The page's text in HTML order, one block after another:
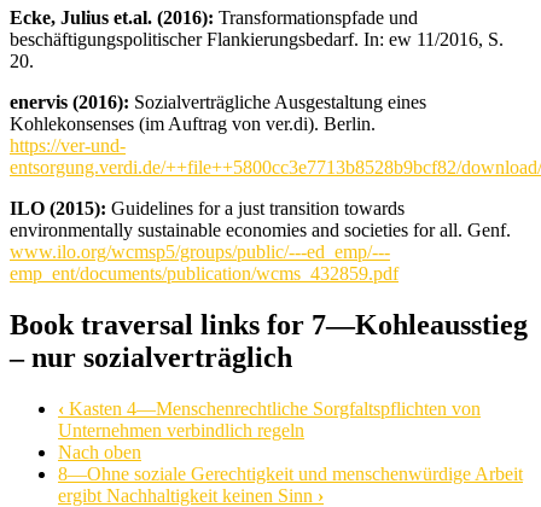
Ecke, Julius et.al. (2016): Transformationspfade und
beschäftigungspolitischer Flankierungsbedarf. In: ew 11/2016, S.
20.
enervis (2016): Sozialverträgliche Ausgestaltung eines
Kohlekonsenses (im Auftrag von ver.di). Berlin.
https://ver-und-
entsorgung.verdi.de/++file++5800cc3e7713b8528b9bcf82/
ILO (2015): Guidelines for a just transition towards
environmentally sustainable economies and societies for all. Genf.
www.ilo.org/wcmsp5/groups/public/---ed_emp/---
emp_ent/documents/publication/wcms_432859.pdf
Book traversal links for 7—Kohleausstieg
– nur sozialverträglich
‹ Kasten 4—Menschenrechtliche Sorgfaltspflichten von
Unternehmen verbindlich regeln
Nach oben
8—Ohne soziale Gerechtigkeit und menschenwürdige Arbeit
ergibt Nachhaltigkeit keinen Sinn ›